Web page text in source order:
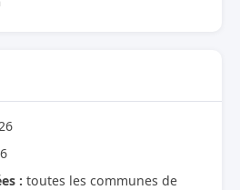
: toutes les communes de